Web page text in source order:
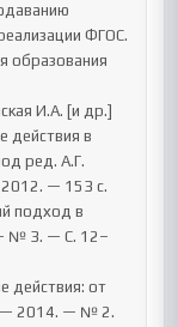
ФГОС.
образования
действия в
ред. А.Г.
— 153 с.
№ 3. — С. 12–
— 2014. — № 2.